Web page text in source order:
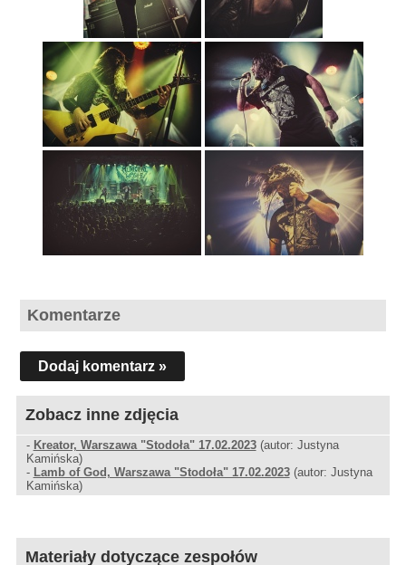
Komentarze
Dodaj komentarz »
Zobacz inne zdjęcia
- Kreator, Warszawa "Stodoła" 17.02.2023(autor: Justyna
Kamińska)
- Lamb of God, Warszawa "Stodoła" 17.02.2023(autor: Justyna
Kamińska)
Materiały dotyczące zespołów